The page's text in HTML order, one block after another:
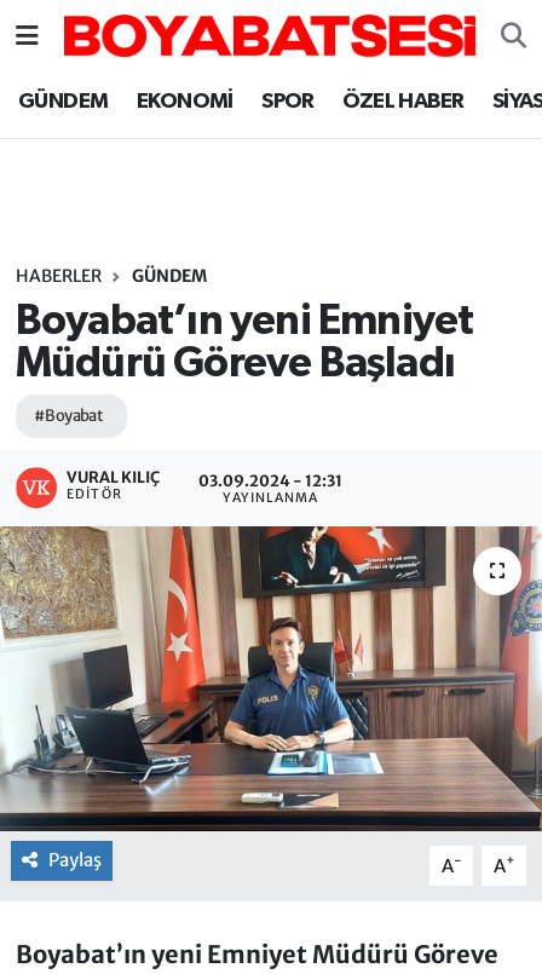
GÜNDEM EKONOMİ SPOR ÖZEL HABER
HABERLER GÜNDEM
Boyabat’ın yeni Emniyet
Müdürü Göreve Başladı
#Boyabat
VURAL KILIÇ
EDITÖR
03.09.2024 - 12:31
YAYINLANMA
Paylaş A- A+
Boyabat’ın yeni Emniyet Müdürü Göreve
Sinop Nöbetçi Eczaneler
Sinop Trafik Yoğunluk Haritası
Süper Lig Puan Durumu ve Fikstür
Haber Arşivi